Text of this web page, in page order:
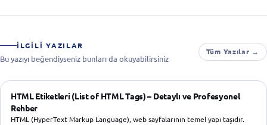
İLGILI YAZILAR
Bu yazıyı beğendiyseniz bunları da okuyabilirsiniz
Tüm Yazılar →
WEB TASARIM
HTML Etiketleri (List of HTML Tags) – Detaylı ve Profesyonel
Rehber
HTML (HyperText Markup Language), web sayfalarının temel yapı taşıdır.